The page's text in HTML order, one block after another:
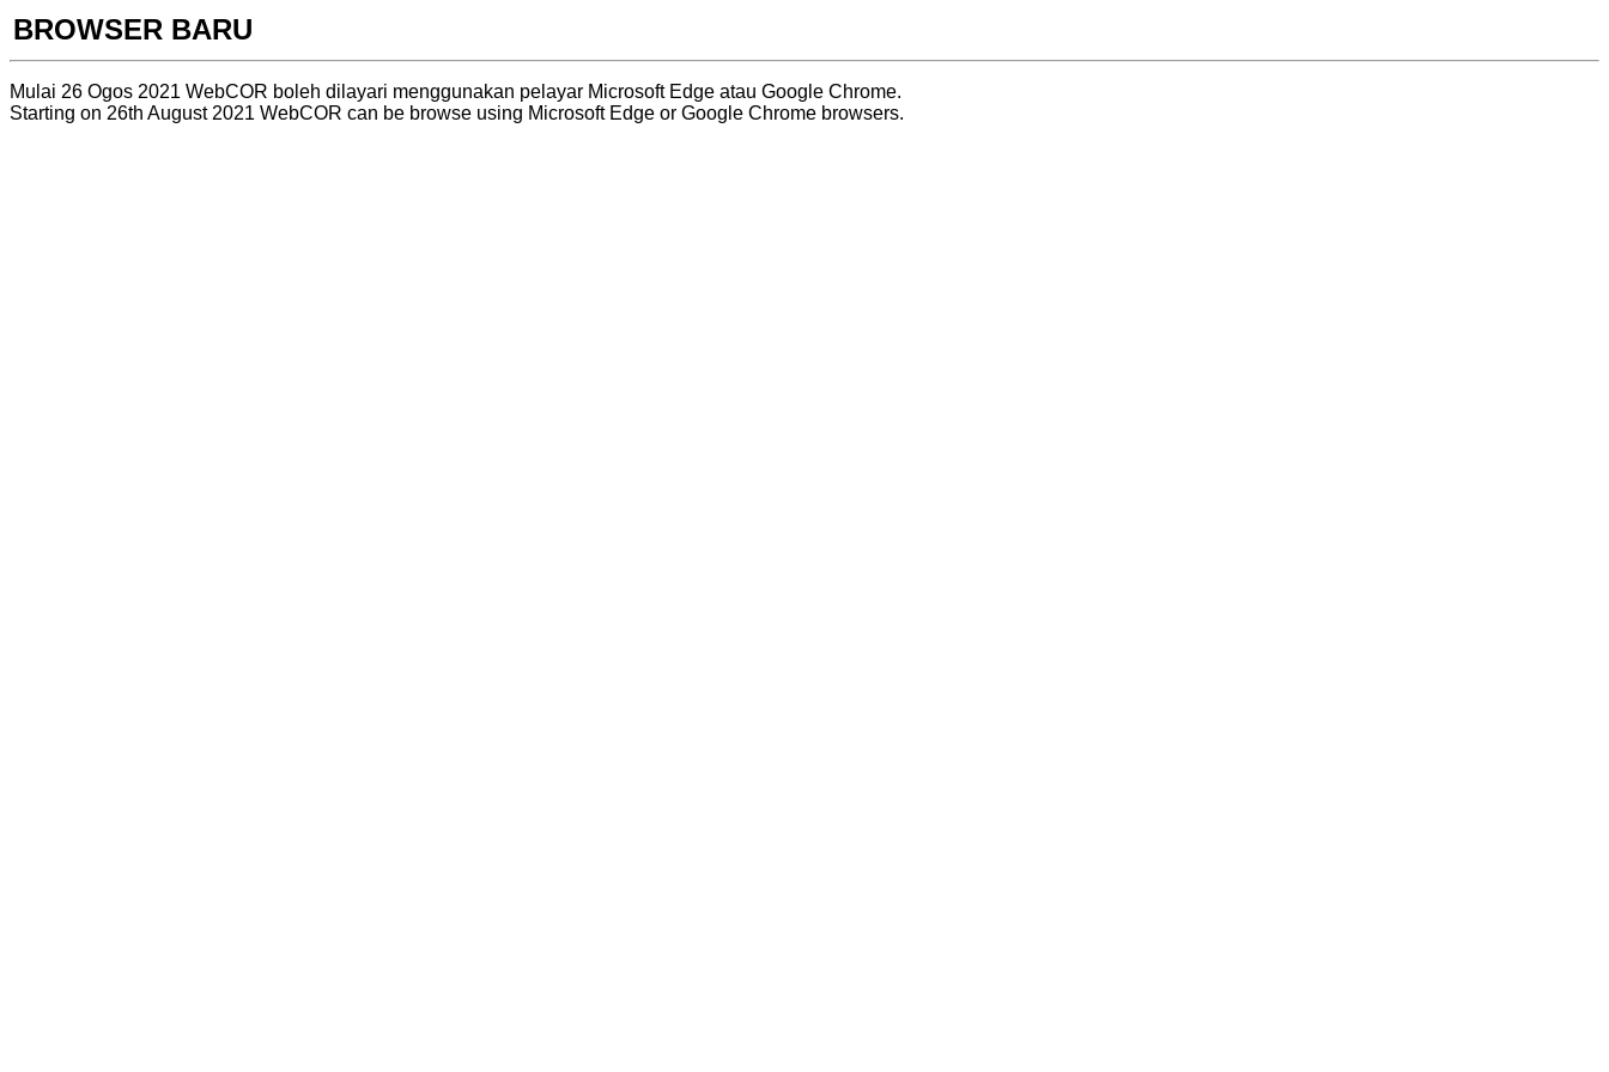
BROWSER BARU
Mulai 26 Ogos 2021 WebCOR boleh dilayari menggunakan pelayar Microsoft Edge atau Google Chrome.
Starting on 26th August 2021 WebCOR can be browse using Microsoft Edge or Google Chrome browsers.